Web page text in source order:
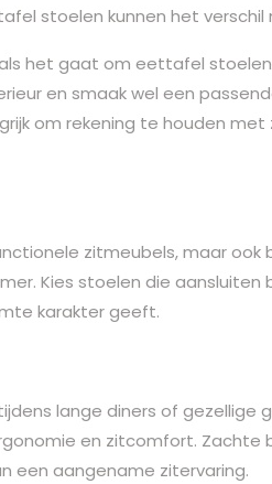
stoelen kunnen het verschil
het gaat om eettafel
en smaak wel een
om rekening te houden met
zitmeubels, maar ook
Kies stoelen die aansluiten
karakter geeft.
lange diners of gezellige
en zitcomfort. Zachte
een aangename zitervaring.